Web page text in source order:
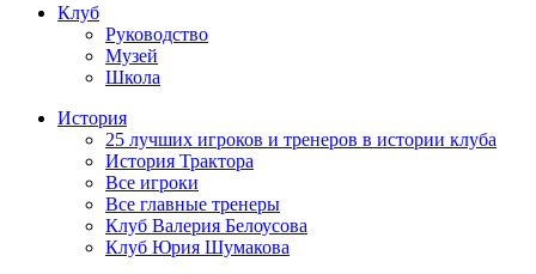
Клуб
Руководство
Музей
Школа
История
25 лучших игроков и тренеров в истории клуба
История Трактора
Все игроки
Все главные тренеры
Клуб Валерия Белоусова
Клуб Юрия Шумакова